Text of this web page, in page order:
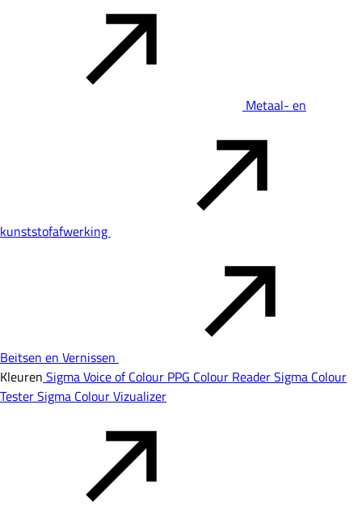
Metaal- en
kunststofafwerking
Beitsen en Vernissen
Kleuren Sigma Voice of Colour PPG Colour ReaderSigma Colour
TesterSigma Colour Vizualizer